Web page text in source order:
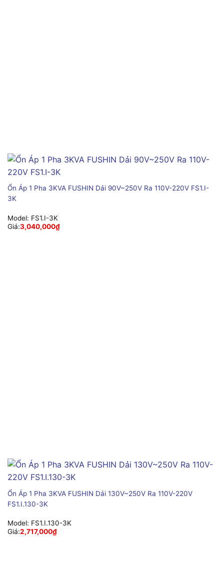
Ổn Áp 1 Pha 3KVA FUSHIN Dải 90V~250V Ra 110V-220V FS1.I-
3K
Model: FS1.I-3K
Giá:3,040,000₫
Ổn Áp 1 Pha 3KVA FUSHIN Dải 130V~250V Ra 110V-220V
FS1.I.130-3K
Model: FS1.I.130-3K
Giá:2,717,000₫